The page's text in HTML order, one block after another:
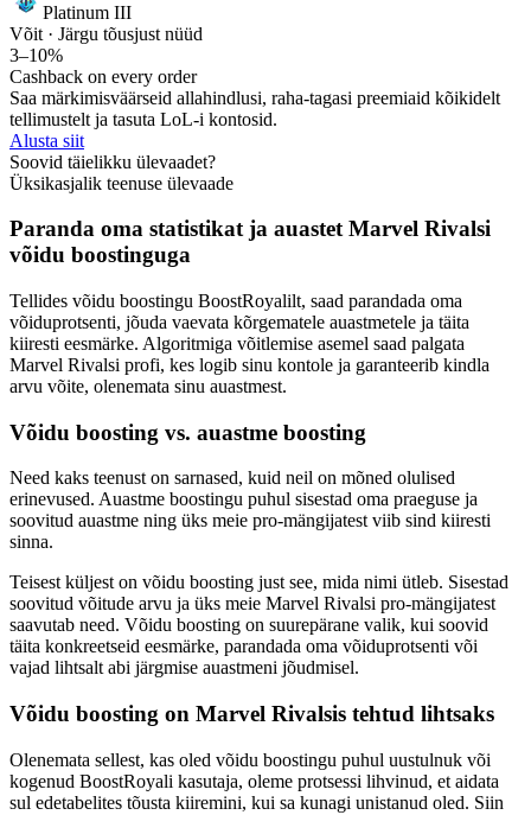
Platinum III
Võit · Järgu tõusjust nüüd
3–10%
Cashback on every order
Saa märkimisväärseid allahindlusi, raha-tagasi preemiaid kõikidelt
tellimustelt ja tasuta LoL-i kontosid.
Alusta siit
Soovid täielikku ülevaadet?
Üksikasjalik teenuse ülevaade
Paranda oma statistikat ja auastet Marvel Rivalsi
võidu boostinguga
Tellides võidu boostingu BoostRoyalilt, saad parandada oma
võiduprotsenti, jõuda vaevata kõrgematele auastmetele ja täita
kiiresti eesmärke. Algoritmiga võitlemise asemel saad palgata
Marvel Rivalsi profi, kes logib sinu kontole ja garanteerib kindla
arvu võite, olenemata sinu auastmest.
Võidu boosting vs. auastme boosting
Need kaks teenust on sarnased, kuid neil on mõned olulised
erinevused. Auastme boostingu puhul sisestad oma praeguse ja
soovitud auastme ning üks meie pro-mängijatest viib sind kiiresti
sinna.
Teisest küljest on võidu boosting just see, mida nimi ütleb. Sisestad
soovitud võitude arvu ja üks meie Marvel Rivalsi pro-mängijatest
saavutab need. Võidu boosting on suurepärane valik, kui soovid
täita konkreetseid eesmärke, parandada oma võiduprotsenti või
vajad lihtsalt abi järgmise auastmeni jõudmisel.
Võidu boosting on Marvel Rivalsis tehtud lihtsaks
Olenemata sellest, kas oled võidu boostingu puhul uustulnuk või
kogenud BoostRoyali kasutaja, oleme protsessi lihvinud, et aidata
sul edetabelites tõusta kiiremini, kui sa kunagi unistanud oled. Siin